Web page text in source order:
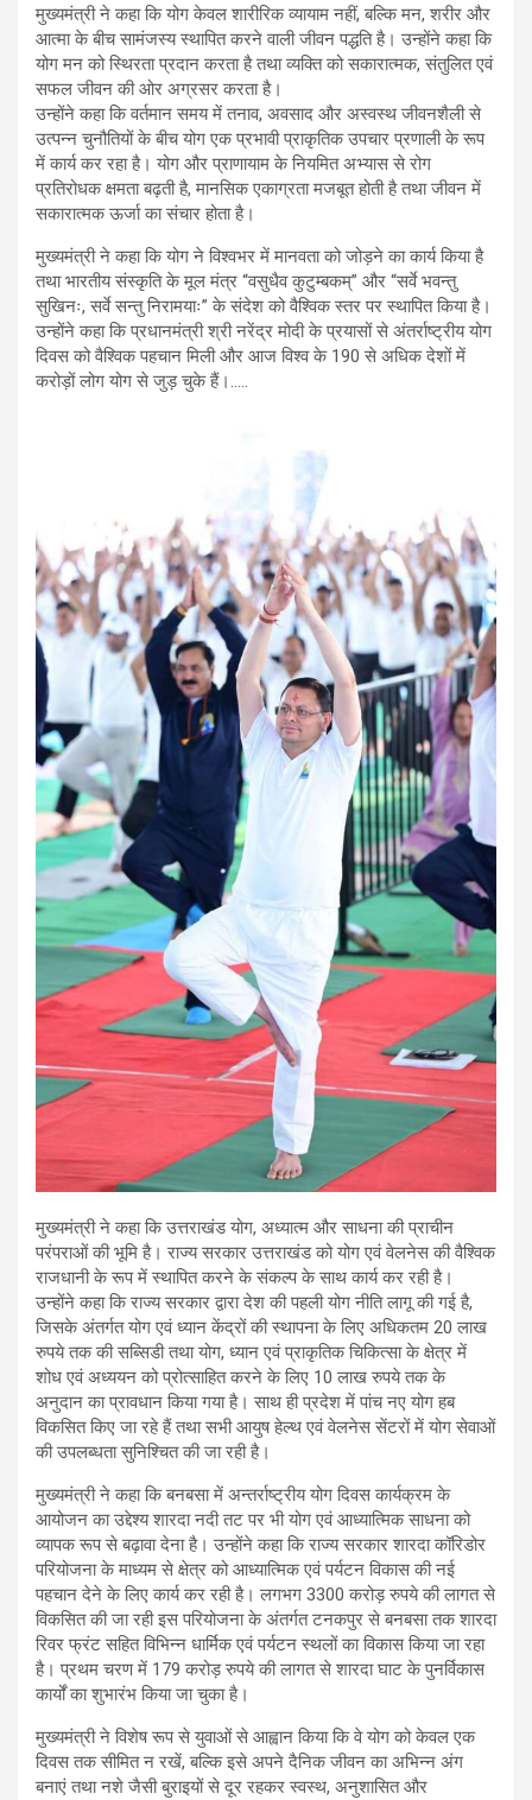
मुख्यमंत्री ने कहा कि योग केवल शारीरिक व्यायाम नहीं, बल्कि मन, शरीर और
आत्मा के बीच सामंजस्य स्थापित करने वाली जीवन पद्धति है। उन्होंने कहा कि
योग मन को स्थिरता प्रदान करता है तथा व्यक्ति को सकारात्मक, संतुलित एवं
सफल जीवन की ओर अग्रसर करता है।
उन्होंने कहा कि वर्तमान समय में तनाव, अवसाद और अस्वस्थ जीवनशैली से
उत्पन्न चुनौतियों के बीच योग एक प्रभावी प्राकृतिक उपचार प्रणाली के रूप
में कार्य कर रहा है। योग और प्राणायाम के नियमित अभ्यास से रोग
प्रतिरोधक क्षमता बढ़ती है, मानसिक एकाग्रता मजबूत होती है तथा जीवन में
सकारात्मक ऊर्जा का संचार होता है।
मुख्यमंत्री ने कहा कि योग ने विश्वभर में मानवता को जोड़ने का कार्य किया है
तथा भारतीय संस्कृति के मूल मंत्र “वसुधैव कुटुम्बकम्” और “सर्वे भवन्तु
सुखिनः, सर्वे सन्तु निरामयाः” के संदेश को वैश्विक स्तर पर स्थापित किया है।
उन्होंने कहा कि प्रधानमंत्री श्री नरेंद्र मोदी के प्रयासों से अंतर्राष्ट्रीय योग
दिवस को वैश्विक पहचान मिली और आज विश्व के 190 से अधिक देशों में
करोड़ों लोग योग से जुड़ चुके हैं।…..
मुख्यमंत्री ने कहा कि उत्तराखंड योग, अध्यात्म और साधना की प्राचीन
परंपराओं की भूमि है। राज्य सरकार उत्तराखंड को योग एवं वेलनेस की वैश्विक
राजधानी के रूप में स्थापित करने के संकल्प के साथ कार्य कर रही है।
उन्होंने कहा कि राज्य सरकार द्वारा देश की पहली योग नीति लागू की गई है,
जिसके अंतर्गत योग एवं ध्यान केंद्रों की स्थापना के लिए अधिकतम 20 लाख
रुपये तक की सब्सिडी तथा योग, ध्यान एवं प्राकृतिक चिकित्सा के क्षेत्र में
शोध एवं अध्ययन को प्रोत्साहित करने के लिए 10 लाख रुपये तक के
अनुदान का प्रावधान किया गया है। साथ ही प्रदेश में पांच नए योग हब
विकसित किए जा रहे हैं तथा सभी आयुष हेल्थ एवं वेलनेस सेंटरों में योग सेवाओं
की उपलब्धता सुनिश्चित की जा रही है।
मुख्यमंत्री ने कहा कि बनबसा में अन्तर्राष्ट्रीय योग दिवस कार्यक्रम के
आयोजन का उद्देश्य शारदा नदी तट पर भी योग एवं आध्यात्मिक साधना को
व्यापक रूप से बढ़ावा देना है। उन्होंने कहा कि राज्य सरकार शारदा कॉरिडोर
परियोजना के माध्यम से क्षेत्र को आध्यात्मिक एवं पर्यटन विकास की नई
पहचान देने के लिए कार्य कर रही है। लगभग 3300 करोड़ रुपये की लागत से
विकसित की जा रही इस परियोजना के अंतर्गत टनकपुर से बनबसा तक शारदा
रिवर फ्रंट सहित विभिन्न धार्मिक एवं पर्यटन स्थलों का विकास किया जा रहा
है। प्रथम चरण में 179 करोड़ रुपये की लागत से शारदा घाट के पुनर्विकास
कार्यों का शुभारंभ किया जा चुका है।
मुख्यमंत्री ने विशेष रूप से युवाओं से आह्वान किया कि वे योग को केवल एक
दिवस तक सीमित न रखें, बल्कि इसे अपने दैनिक जीवन का अभिन्न अंग
बनाएं तथा नशे जैसी बुराइयों से दूर रहकर स्वस्थ, अनुशासित और